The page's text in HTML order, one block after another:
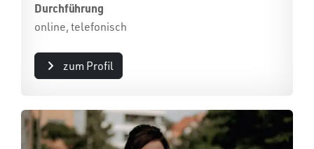
Durchführung
online, telefonisch
zum Profil